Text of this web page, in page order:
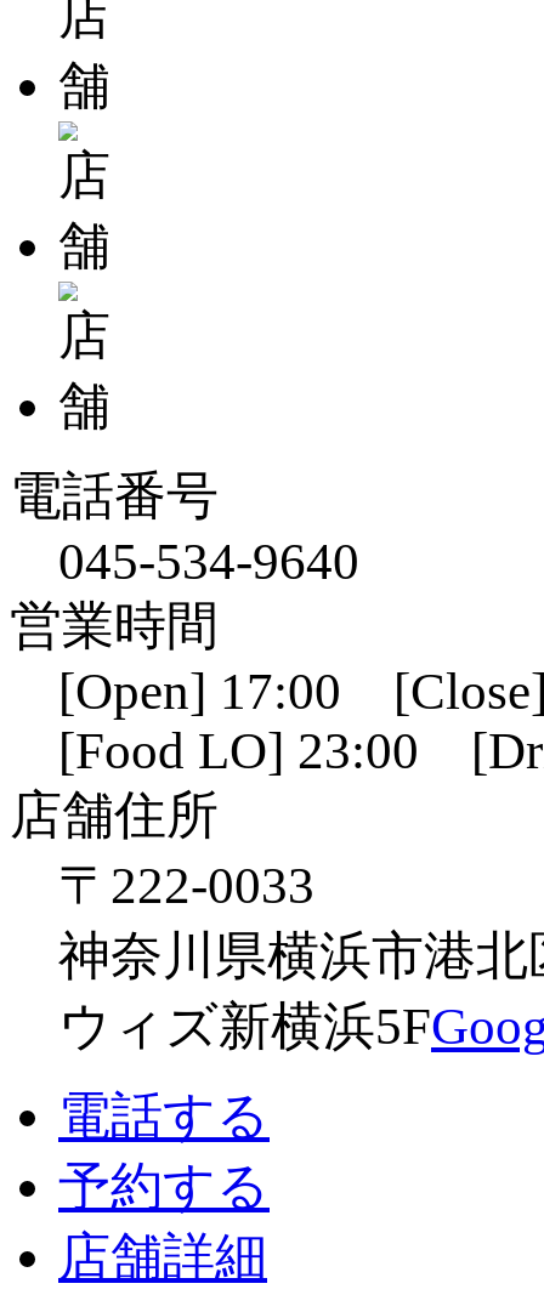
電話番号
045-534-9640
営業時間
[Open] 17:00
[Food LO] 23:00
店舗住所
〒222-0033
神奈川県横浜市港北
ウィズ新横浜5F
電話する
予約する
店舗詳細